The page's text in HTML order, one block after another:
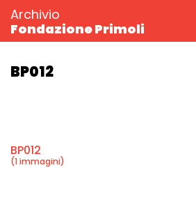
Archivio
Fondazione Primoli
BP012
BP012
(1 immagini)